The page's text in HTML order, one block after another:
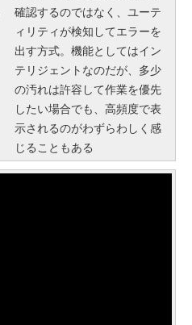
確認するのではなく、ユーテ
ィリティが検知してエラーを
出す方式。機能としてはイン
テリジェントなのだが、多少
の汚れは許容して作業を優先
したい場合でも、高頻度で表
示されるのがわずらわしく感
じることもある